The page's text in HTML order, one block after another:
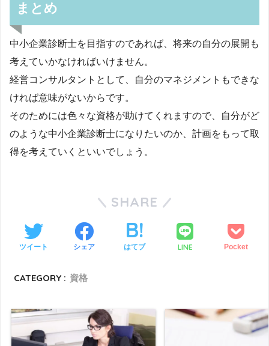
まとめ
中小企業診断士を目指すのであれば、将来の自分の展開も
考えていかなければいけません。
経営コンサルタントとして、自分のマネジメントもできな
ければ意味がないからです。
そのためには色々な資格が助けてくれますので、自分がど
のような中小企業診断士になりたいのか、計画をもって取
得を考えていくといいでしょう。
SHARE
ツイート シェア はてブ LINE Pocket
CATEGORY : 資格